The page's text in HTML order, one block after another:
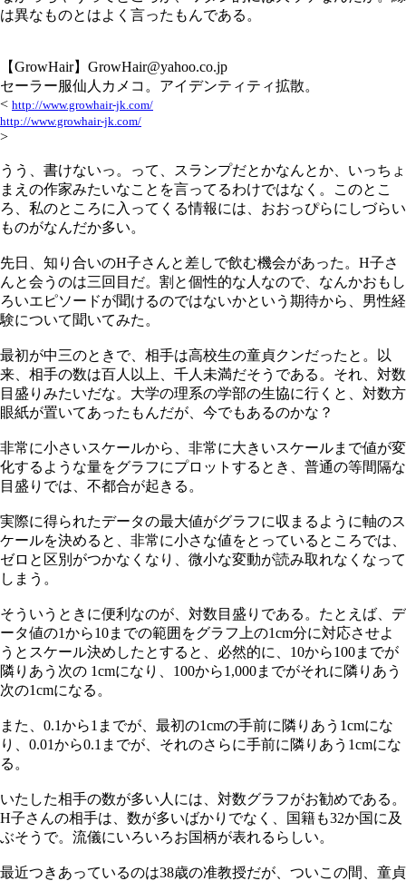
は異なものとはよく言ったもんである。
【GrowHair】GrowHair@yahoo.co.jp
セーラー服仙人カメコ。アイデンティティ拡散。
< http://www.growhair-jk.com/
http://www.growhair-jk.com/
>
うう、書けないっ。って、スランプだとかなんとか、いっちょ
まえの作家みたいなことを言ってるわけではなく。このとこ
ろ、私のところに入ってくる情報には、おおっぴらにしづらい
ものがなんだか多い。
先日、知り合いのH子さんと差しで飲む機会があった。H子さ
んと会うのは三回目だ。割と個性的な人なので、なんかおもし
ろいエピソードが聞けるのではないかという期待から、男性経
験について聞いてみた。
最初が中三のときで、相手は高校生の童貞クンだったと。以
来、相手の数は百人以上、千人未満だそうである。それ、対数
目盛りみたいだな。大学の理系の学部の生協に行くと、対数方
眼紙が置いてあったもんだが、今でもあるのかな？
非常に小さいスケールから、非常に大きいスケールまで値が変
化するような量をグラフにプロットするとき、普通の等間隔な
目盛りでは、不都合が起きる。
実際に得られたデータの最大値がグラフに収まるように軸のス
ケールを決めると、非常に小さな値をとっているところでは、
ゼロと区別がつかなくなり、微小な変動が読み取れなくなって
しまう。
そういうときに便利なのが、対数目盛りである。たとえば、デ
ータ値の1から10までの範囲をグラフ上の1cm分に対応させよ
うとスケール決めしたとすると、必然的に、10から100までが
隣りあう次の 1cmになり、100から1,000までがそれに隣りあう
次の1cmになる。
また、0.1から1までが、最初の1cmの手前に隣りあう1cmにな
り、0.01から0.1までが、それのさらに手前に隣りあう1cmにな
る。
いたした相手の数が多い人には、対数グラフがお勧めである。
H子さんの相手は、数が多いばかりでなく、国籍も32か国に及
ぶそうで。流儀にいろいろお国柄が表れるらしい。
最近つきあっているのは38歳の准教授だが、ついこの間、童貞